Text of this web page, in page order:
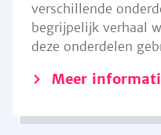
verschillende
begrijpelijk verhaal
deze onderdelen
Meer